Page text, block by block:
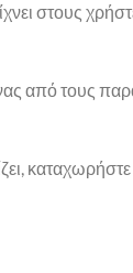
στους
από τους